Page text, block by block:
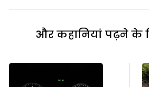
और कहानियां पढ़ने के